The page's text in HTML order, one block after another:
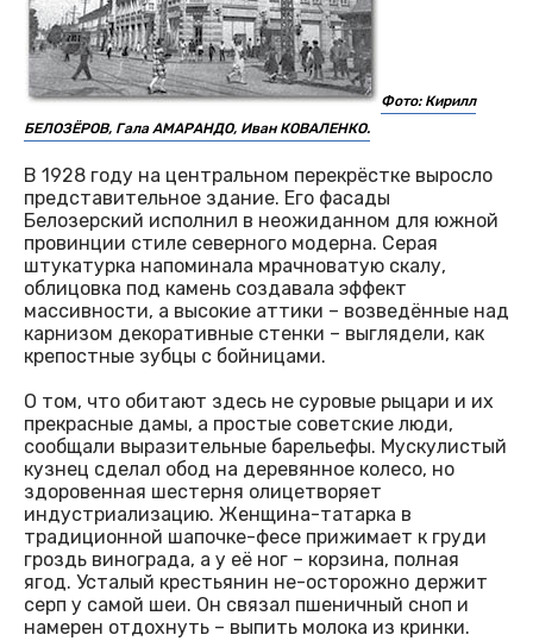
Фото: Кирилл
БЕЛОЗЁРОВ, Гала АМАРАНДО, Иван КОВАЛЕНКО.
В 1928 году на центральном перекрёстке выросло
представительное здание. Его фасады
Белозерский исполнил в неожиданном для южной
провинции стиле северного модерна. Серая
штукатурка напоминала мрачноватую скалу,
облицовка под камень создавала эффект
массивности, а высокие аттики – возведённые над
карнизом декоративные стенки – выглядели, как
крепостные зубцы с бойницами.
О том, что обитают здесь не суровые рыцари и их
прекрасные дамы, а простые советские люди,
сообщали выразительные барельефы. Мускулистый
кузнец сделал обод на деревянное колесо, но
здоровенная шестерня олицетворяет
индустриализацию. Женщина-татарка в
традиционной шапочке-фесе прижимает к груди
гроздь винограда, а у её ног – корзина, полная
ягод. Усталый крестьянин не-осторожно держит
серп у самой шеи. Он связал пшеничный сноп и
намерен отдохнуть – выпить молока из кринки.